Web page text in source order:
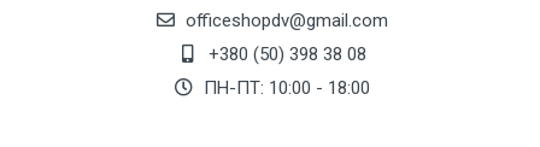
officeshopdv@gmail.com
+380 (50) 398 38 08
ПН-ПТ: 10:00 - 18:00